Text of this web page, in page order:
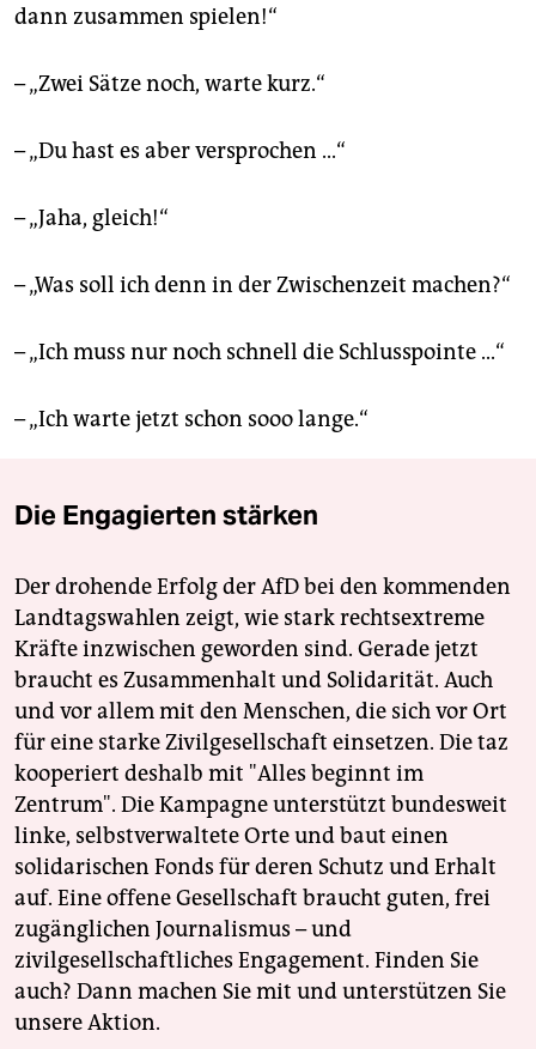
dann zusammen spielen!“
– „Zwei Sätze noch, warte kurz.“
– „Du hast es aber versprochen ...“
– „Jaha, gleich!“
– „Was soll ich denn in der Zwischenzeit machen?“
– „Ich muss nur noch schnell die Schlusspointe ...“
– „Ich warte jetzt schon sooo lange.“
Die Engagierten stärken
Der drohende Erfolg der AfD bei den kommenden
Landtagswahlen zeigt, wie stark rechtsextreme
Kräfte inzwischen geworden sind. Gerade jetzt
braucht es Zusammenhalt und Solidarität. Auch
und vor allem mit den Menschen, die sich vor Ort
für eine starke Zivilgesellschaft einsetzen. Die taz
kooperiert deshalb mit "Alles beginnt im
Zentrum". Die Kampagne unterstützt bundesweit
linke, selbstverwaltete Orte und baut einen
solidarischen Fonds für deren Schutz und Erhalt
auf. Eine offene Gesellschaft braucht guten, frei
zugänglichen Journalismus – und
zivilgesellschaftliches Engagement. Finden Sie
auch? Dann machen Sie mit und unterstützen Sie
unsere Aktion.